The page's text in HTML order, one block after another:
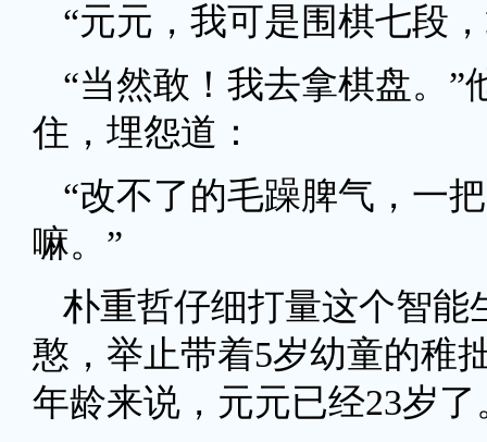
“元元，我可是围棋七段
“当然敢！我去拿棋盘。
住，埋怨道：
“改不了的毛躁脾气，一
嘛。”
朴重哲仔细打量这个智能
憨，举止带着5岁幼童的稚
年龄来说，元元已经23岁